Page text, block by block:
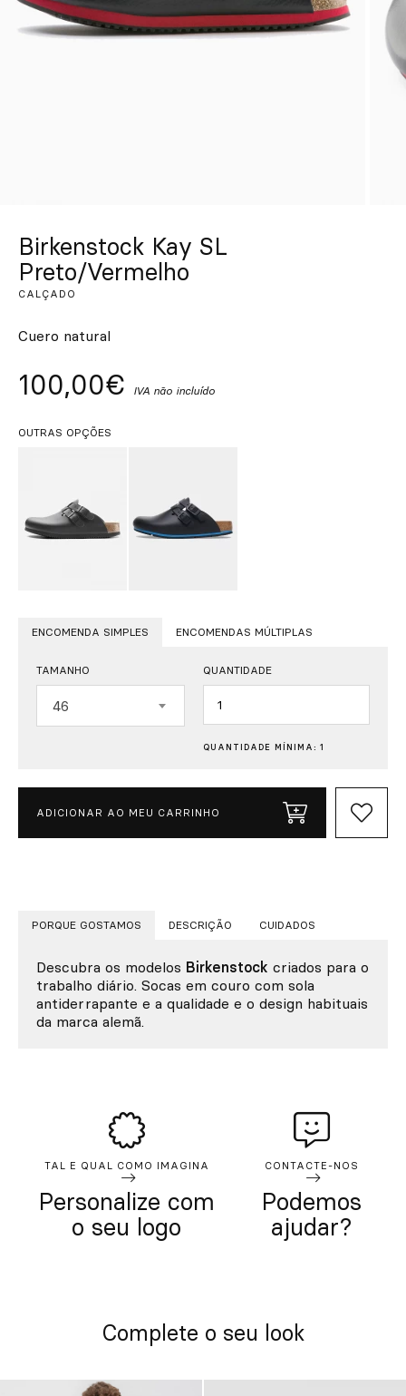
Birkenstock Kay SL
Preto/Vermelho
CALÇADO
Cuero natural
100,00€ IVA não incluído
OUTRAS OPÇÕES
ENCOMENDA SIMPLES ENCOMENDAS MÚLTIPLAS
TAMANHO
46
QUANTIDADE
QUANTIDADE MÍNIMA: 1
ADICIONAR AO MEU CARRINHO
PORQUE GOSTAMOS DESCRIÇÃO CUIDADOS
Descubra os modelos Birkenstock criados para o
trabalho diário. Socas em couro com sola
antiderrapante e a qualidade e o design habituais
da marca alemã.
TAL E QUAL COMO IMAGINA
Personalize com
o seu logo
CONTACTE-NOS
Podemos
ajudar?
Complete o seu look